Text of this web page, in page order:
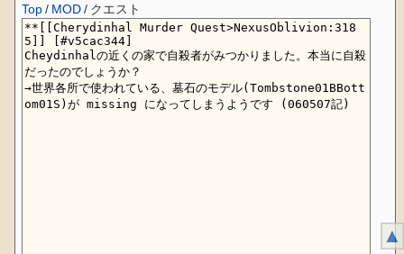
Top / MOD/ クエスト
▲